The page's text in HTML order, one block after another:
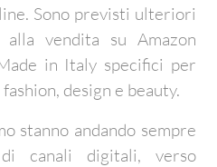
Sono previsti ulteriori
vendita su Amazon
in Italy specifici per
design e beauty.
stanno andando sempre
canali digitali, verso